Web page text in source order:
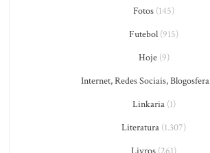
Fotos (145)
Futebol (915)
Hoje(9)
Internet, Redes Sociais, Blogosfera
Linkaria(1)
Literatura (1.307)